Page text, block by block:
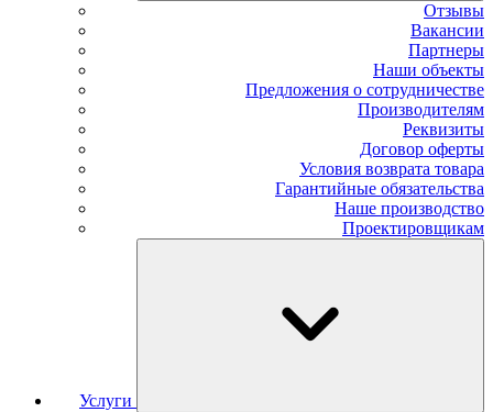
Отзывы
Вакансии
Партнеры
Наши объекты
Предложения о сотрудничестве
Производителям
Реквизиты
Договор оферты
Условия возврата товара
Гарантийные обязательства
Наше производство
Проектировщикам
Услуги